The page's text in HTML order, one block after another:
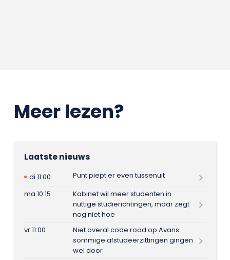
Meer lezen?
Laatste nieuws
di 11:00
Punt piept er even tussenuit
ma 10:15
Kabinet wil meer studenten in
nuttige studierichtingen, maar zegt
nog niet hoe
vr 11:00
Niet overal code rood op Avans:
sommige afstudeerzittingen gingen
wel door